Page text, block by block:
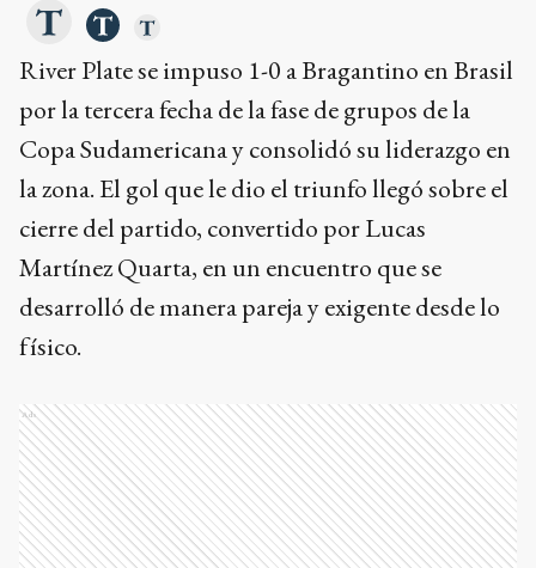
River Plate se impuso 1-0 a Bragantino en Brasil
por la tercera fecha de la fase de grupos de la
Copa Sudamericana y consolidó su liderazgo en
la zona. El gol que le dio el triunfo llegó sobre el
cierre del partido, convertido por Lucas
Martínez Quarta, en un encuentro que se
desarrolló de manera pareja y exigente desde lo
físico.
Ads